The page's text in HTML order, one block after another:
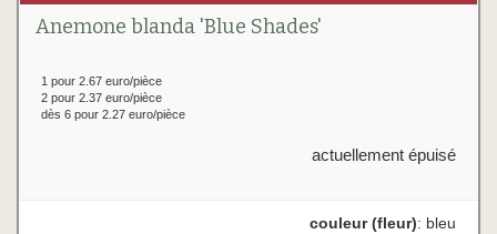
Anemone blanda 'Blue Shades'
1 pour 2.67 euro/pièce
2 pour 2.37 euro/pièce
dès 6 pour 2.27 euro/pièce
actuellement épuisé
couleur (fleur): bleu